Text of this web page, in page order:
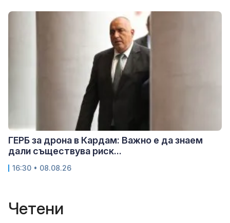
ГЕРБ за дрона в Кардам: Важно е да знаем
дали съществува риск...
16:30 • 08.08.26
Четени